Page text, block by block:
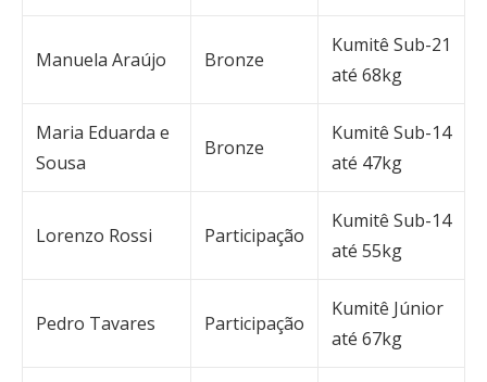
Manuela Araújo Bronze
Kumitê Sub-21
até 68kg
Maria Eduarda e
Sousa
Bronze
Kumitê Sub-14
até 47kg
Lorenzo Rossi Participação
Kumitê Sub-14
até 55kg
Pedro Tavares Participação
Kumitê Júnior
até 67kg